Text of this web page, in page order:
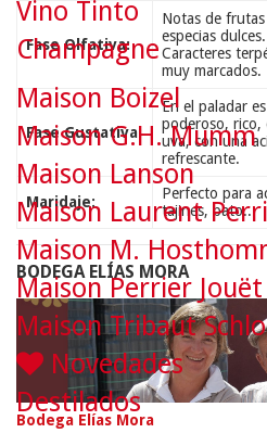
Fase Olfativa:
Notas de
especias
Caracteres
muy marcados.
Fase Gustativa:
En el paladar
poderoso, rico,
uva, con una
refrescante.
Maridaje:
Perfecto para
tajines, pato...
BODEGA ELÍAS MORA
Bodega Elías Mora
Vino Tinto
Champagne
Maison Boizel
Maison G.H. Mumm
Maison Lanson
Maison Laurent
Maison M.
Maison Perrier Jouët
Maison Tribaut
Novedades
Destilados